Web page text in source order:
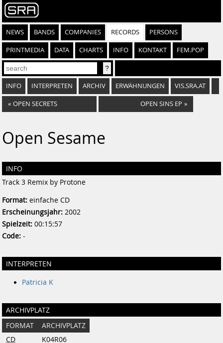
NEWS BANDS COMPANIES RECORDS PERSONS
PRINTMEDIA DATA CHARTS INFO KONTAKT FEM.POP
INFO INTERPRETEN ARCHIV ERWÄHNUNGEN VIS.SRA.AT
« OPEN SECRETS OPEN SINS EP »
Open Sesame
INFO
Track 3 Remix by Protone
Format: einfache CD
Erscheinungsjahr: 2002
Spielzeit: 00:15:57
Code: -
INTERPRETEN
Patricia K
ARCHIVPLATZ
FORMAT
ARCHIVPLATZ
CD
K04R06